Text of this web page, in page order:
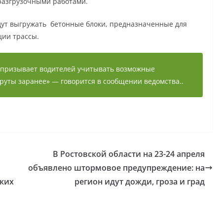
выгружать бетонные блоки, предназначенные для
трассы.
водителей учитывать возможные
заранее» — говорится в сообщении ведомства..
В Ростовской области на 23-24 апреля
объявлено штормовое предупреждение: на
регион идут дожди, гроза и град